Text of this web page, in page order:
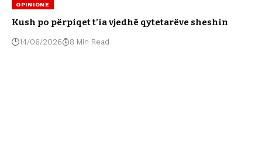
OPINIONE
Kush po përpiqet t’ia vjedhë qytetarëve sheshin
14/06/2026 8 Min Read